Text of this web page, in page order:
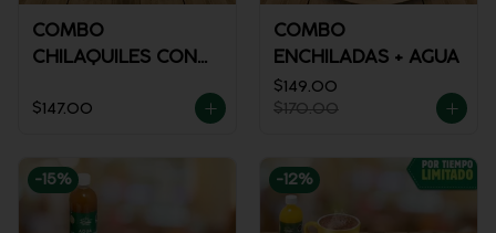
COMBO
CHILAQUILES CON
$147.00
COMBO
ENCHILADAS + AGUA
$149.00
$170.00
-15% -12%